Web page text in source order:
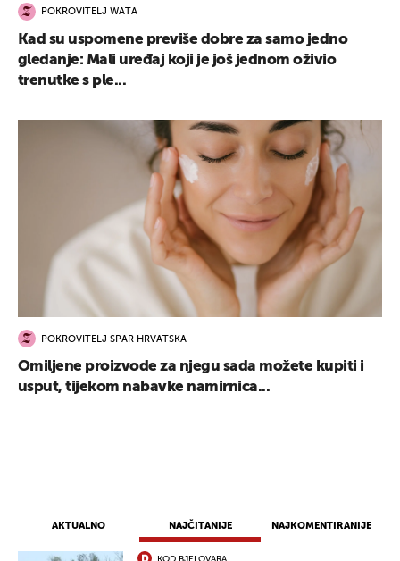
AKTUALNO NAJČITANIJE NAJKOMENTIRANIJE
POKROVITELJ WATA
Kad su uspomene previše dobre za samo jedno
gledanje: Mali uređaj koji je još jednom oživio
trenutke s ple...
POKROVITELJ SPAR HRVATSKA
Omiljene proizvode za njegu sada možete kupiti i
usput, tijekom nabavke namirnica...